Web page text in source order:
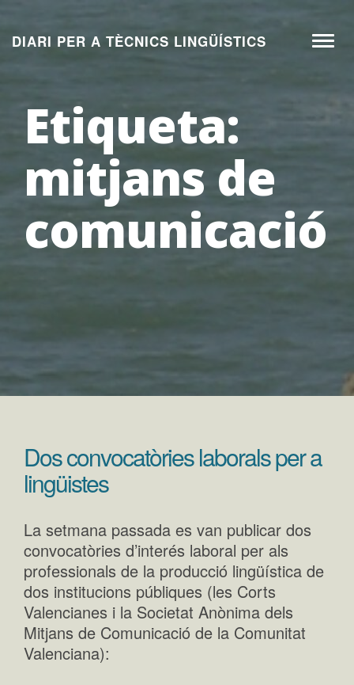
contingut
DIARI PER A TÈCNICS LINGÜÍSTICS
Etiqueta:
mitjans de
comunicació
Dos convocatòries laborals per a
lingüistes
La setmana passada es van publicar dos
convocatòries d’interés laboral per als
professionals de la producció lingüística de
dos institucions públiques (les Corts
Valencianes i la Societat Anònima dels
Mitjans de Comunicació de la Comunitat
Valenciana):